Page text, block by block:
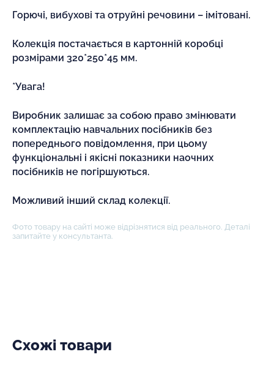
Горючі, вибухові та отруйні речовини – імітовані.
Колекція постачається в картонній коробці
розмірами 320*250*45 мм.
*Увага!
Виробник залишає за собою право змінювати
комплектацію навчальних посібників без
попереднього повідомлення, при цьому
функціональні і якісні показники наочних
посібників не погіршуються.
Можливий інший склад колекції.
Фото товару на сайті може відрізнятися від реального. Деталі
запитайте у консультанта.
Схожі товари